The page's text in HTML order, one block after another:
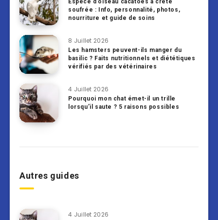
Espèce d’oiseau cacatoès à crête
soufrée : Info, personnalité, photos,
nourriture et guide de soins
8 Juillet 2026
Les hamsters peuvent-ils manger du
basilic ? Faits nutritionnels et diététiques
vérifiés par des vétérinaires
4 Juillet 2026
Pourquoi mon chat émet-il un trille
lorsqu’il saute ? 5 raisons possibles
Autres guides
4 Juillet 2026